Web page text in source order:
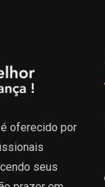
é oferecido por
seus